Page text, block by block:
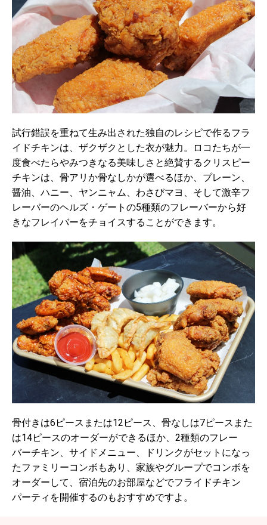
試行錯誤を重ねて生み出された独自のレシピで作るフラ
イドチキンは、ザクザクとした衣が魅力。ロコたちが一
度食べたらやみつきなる美味しさと絶賛するクリスピー
チキンは、骨アリか骨なしかが選べるほか、プレーン、
醤油、ハニー、ヤンニャム、わさびマヨ、そして激辛フ
レーバーのヘルズ・ゲートの5種類のフレーバーから好
きなフレイバーをチョイスすることができます。
骨付きは6ピースまたは12ピース、骨なしは7ピースまた
は14ピースのオーダーができるほか、2種類のフレー
バーチキン、サイドメニュー、ドリンクがセットになっ
たファミリーコンボもあり、家族やグループでコンボを
オーダーして、宿泊先のお部屋などでフライドチキン
パーティを開催するのもおすすめですよ。